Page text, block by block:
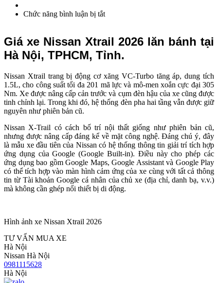
Chức năng bình luận bị tắtở
2026
Giá xe Nissan Xtrail 2026 lăn bánh tại
Hà Nội, TPHCM, Tỉnh.
Nissan Xtrail trang bị động cơ xăng VC-Turbo tăng áp, dung tích
1.5L, cho công suất tối đa 201 mã lực và mô-men xoắn cực đại 305
Nm. Xe được nâng cấp cản trước và cụm đèn hậu của xe cũng được
tinh chỉnh lại. Trong khi đó, hệ thống đèn pha hai tầng vẫn được giữ
nguyên như phiên bản cũ.
Nissan X-Trail có cách bố trí nội thất giống như phiên bản cũ,
nhưng được nâng cấp đáng kể về mặt công nghệ. Đáng chú ý, đây
là mẫu xe đầu tiên của Nissan có hệ thống thông tin giải trí tích hợp
ứng dụng của Google (Google Built-in). Điều này cho phép các
ứng dụng bao gồm Google Maps, Google Assistant và Google Play
có thể tích hợp vào màn hình cảm ứng của xe cùng với tất cả thông
tin từ Tài khoản Google cá nhân của chủ xe (địa chỉ, danh bạ, v.v.)
mà không cần ghép nối thiết bị di động.
Hình ảnh xe Nissan Xtrail 2026
TƯ VẤN MUA XE
Hà Nội
Nissan Hà Nội
0981115628
Hà Nội